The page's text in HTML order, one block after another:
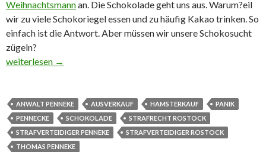
Weihnachtsmannan. Die Schokolade geht uns aus. Warum?eil
wir zu viele Schokoriegel essen und zu häufig Kakao trinken. So
einfach ist die Antwort. Aber müssen wir unsere Schokosucht
zügeln?
Uns geht die Schokolade aus
weiterlesen →
ANWALT PENNEKE AUSVERKAUF HAMSTERKAUF
PANIK
PENNECKE
SCHOKOLADE
STRAFRECHT ROSTOCK
STRAFVERTEIDIGER PENNEKE
STRAFVERTEIDIGER ROSTOCK
THOMAS PENNEKE